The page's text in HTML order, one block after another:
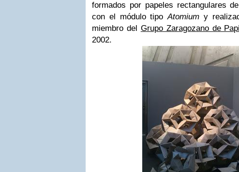
formados por papeles rectangulares
con el módulo tipoAtomium y
miembro del Grupo Zaragozano de
2002.